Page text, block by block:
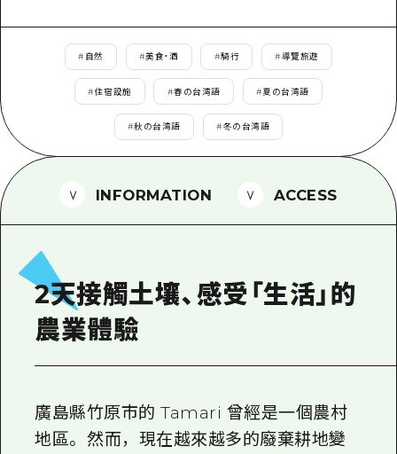
治癒
自然
一日遊
1晚2天
2晚3天
廣島免費 Wi-Fi
面向外國遊客的街角旅遊信息中心
志願者指南
災難發生期間的交通資訊
廣島縣觀光宣傳冊
# 自然 #美食・酒 #騎行 #導覽旅遊
#住宿設施 #春の台湾語 #夏の台湾語
#秋の台湾語 #冬の台湾語
INFORMATION ACCESS
2天接觸土壤、感受「生活」的
農業體驗
廣島縣竹原市的 Tamari 曾經是一個農村
地區。 然而，現在越來越多的廢棄耕地變